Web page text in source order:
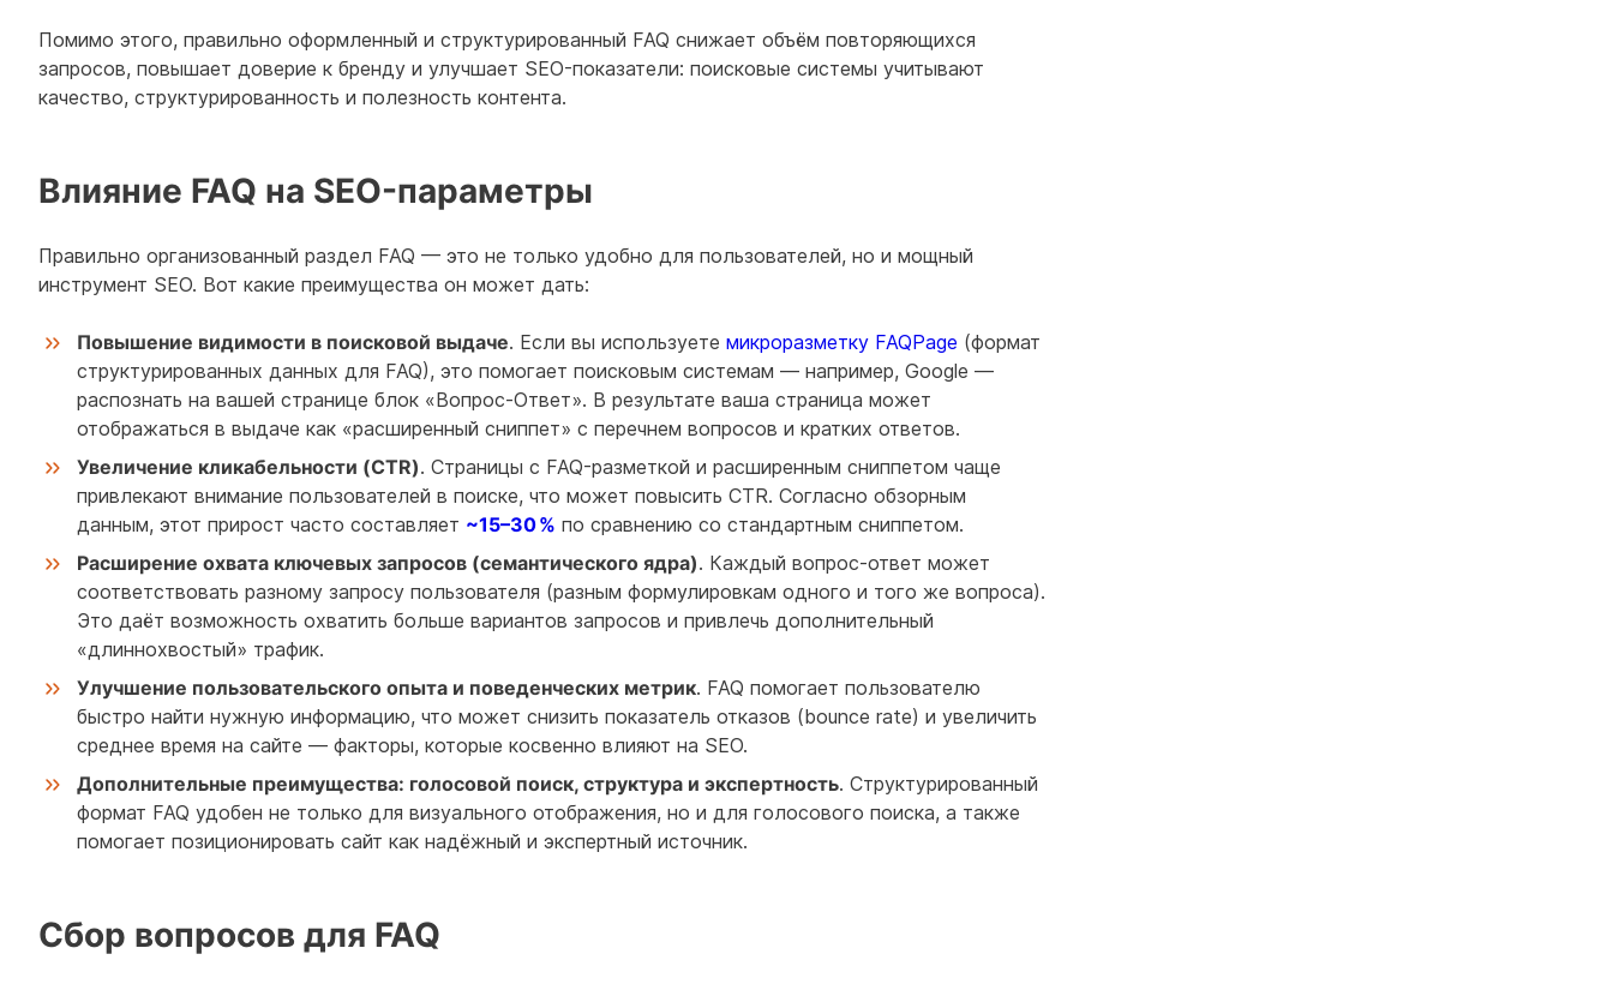
Помимо этого, правильно оформленный и структурированный FAQ снижает объём повторяющихся
запросов, повышает доверие к бренду и улучшает SEO-показатели: поисковые системы учитывают
качество, структурированность и полезность контента.
Влияние FAQ на SEO-параметры
Правильно организованный раздел FAQ — это не только удобно для пользователей, но и мощный
инструмент SEO. Вот какие преимущества он может дать:
Повышение видимости в поисковой выдаче. Если вы используете микроразметку FAQPage (формат
структурированных данных для FAQ), это помогает поисковым системам — например, Google —
распознать на вашей странице блок «Вопрос‑Ответ». В результате ваша страница может
отображаться в выдаче как «расширенный сниппет» с перечнем вопросов и кратких ответов.
Увеличение кликабельности (CTR). Страницы с FAQ-разметкой и расширенным сниппетом чаще
привлекают внимание пользователей в поиске, что может повысить CTR. Согласно обзорным
данным, этот прирост часто составляет ~15–30 % по сравнению со стандартным сниппетом.
Расширение охвата ключевых запросов (семантического ядра). Каждый вопрос‑ответ может
соответствовать разному запросу пользователя (разным формулировкам одного и того же вопроса).
Это даёт возможность охватить больше вариантов запросов и привлечь дополнительный
«длиннохвостый» трафик.
Улучшение пользовательского опыта и поведенческих метрик. FAQ помогает пользователю
быстро найти нужную информацию, что может снизить показатель отказов (bounce rate) и увеличить
среднее время на сайте — факторы, которые косвенно влияют на SEO.
Дополнительные преимущества: голосовой поиск, структура и экспертность. Структурированный
формат FAQ удобен не только для визуального отображения, но и для голосового поиска, а также
помогает позиционировать сайт как надёжный и экспертный источник.
Сбор вопросов для FAQ